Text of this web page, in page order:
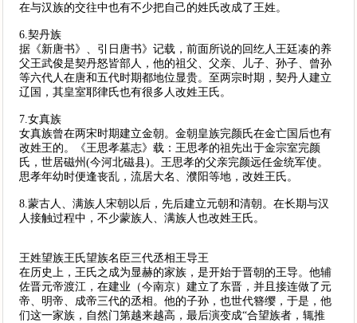
在与汉族的交往中也有不少把自己的姓氏改成了王姓。
6.契丹族
据《新唐书》、引日唐书》记载，前面所说的回纥人王廷凑的养
父王武俊是契丹怒皆部人，他的祖父、父亲、儿子、孙子、曾孙
等六代人在唐和五代时期都地位显贵。至两宗时期，契丹人建立
辽国，其皇室耶律氏也有很多人改姓王氏。
7.女真族
女真族曾在两宋时期建立金朝。金朝皇族完颜氏在金亡国后也有
改姓王的。《王思孝墓志》载：王思孝的祖先出于金宗室完颜
氏，世居磁州(今河北磁县)。王思孝的父亲完颜远任金统军使。
思孝年幼时便逢丧乱，流居大名、濮阳等地，改姓王氏。
8.蒙古人、满族人宋朝以后，先后建立元朝和清朝。在长期与汉
人接触过程中，不少蒙族人、满族人也改姓王氏。
王姓望族王氏望族名臣三代丞相王导王
在历史上，王氏之成为显赫的家族，是开始于晋朝的王导。他辅
佐晋元帝渡江，在建业（今南京）建立了东晋，并且接连做了元
帝、明帝、成帝三代的丞相。他的子孙，也世代簪缨，于是，他
们这一家族，自然门第越来越高，最后演变成“合望族者，辄推